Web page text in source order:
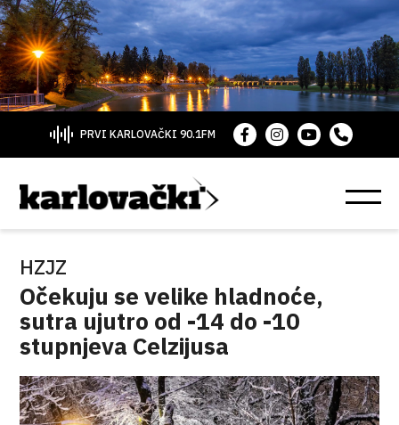
PRVI KARLOVAČKI 90.1FM
HZJZ
Očekuju se velike hladnoće,
sutra ujutro od -14 do -10
stupnjeva Celzijusa